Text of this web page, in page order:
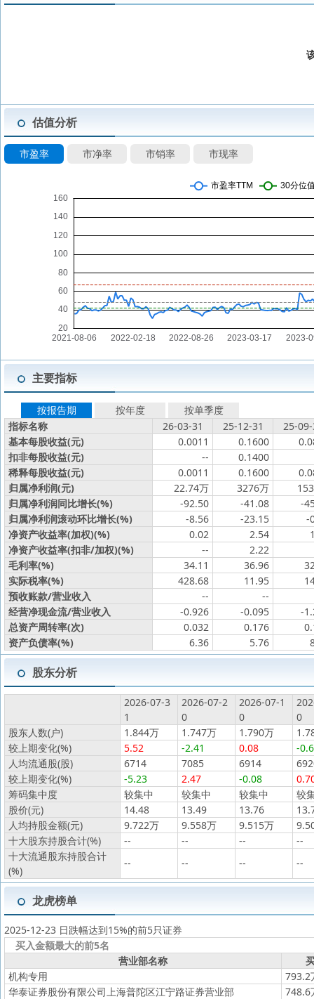
估值分析
市盈率 市净率 市销率 市现率
主要指标
按报告期 按年度
按单季度
指标名称
26-03-31 25-12-31
25-
基本每股收益(元)
0.0011 0.1600
扣非每股收益(元)
--
0.1400
稀释每股收益(元)
0.0011 0.1600
归属净利润(元)
22.74万 3276万
归属净利润同比增长(%)
-92.50 -41.08
-
归属净利润滚动环比增长(%)
-8.56 -23.15
-
净资产收益率(加权)(%)
0.02 2.54
净资产收益率(扣非/加权)(%)
--
2.22
毛利率(%)
34.11 36.96
实际税率(%)
428.68 11.95
预收账款/营业收入
--
--
经营净现金流/营业收入
-0.926 -0.095
-
总资产周转率(次)
0.032 0.176
资产负债率(%)
6.36 5.76
股东分析
2026-07-3
1
2026-07-2
0
2026-07-1
0
0
股东人数(户)
1.844万 1.747万 1.790万
较上期变化(%)
5.52 -2.41 0.08
-
人均流通股(股)
6714 7085 6914
较上期变化(%)
-5.23 2.47 -0.08
筹码集中度
较集中 较集中 较集中
较
股价(元)
14.48 13.49 13.76
人均持股金额(元)
9.722万 9.558万 9.515万
十大股东持股合计(%)
-- -- --
--
十大流通股东持股合计
(%)
-- -- -- --
龙虎榜单
2025-12-23 日跌幅达到15%的前5只证券
买入金额最大的前5名
营业部名称
机构专用
793.2
华泰证券股份有限公司上海普陀区江宁路证券营业部
748.6